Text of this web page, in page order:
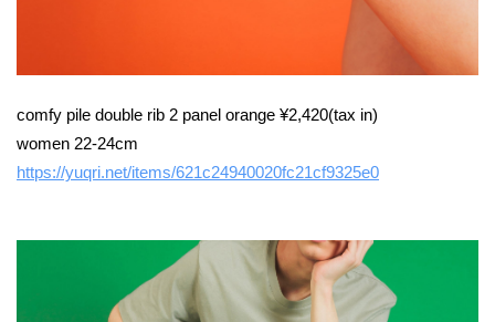
comfy pile double rib 2 panel orange ¥2,420(tax in)
women 22-24cm
https://yuqri.net/items/621c24940020fc21cf9325e0